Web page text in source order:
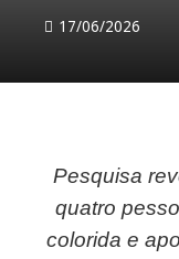
17/06/2026
Pesquisa
quatro
colorida e